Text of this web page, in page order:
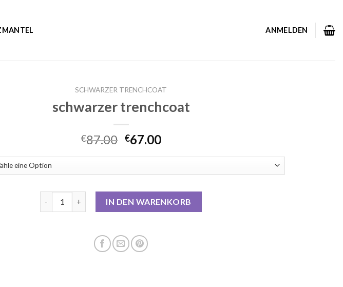
ANMELDEN
SCHWARZER TRENCHCOAT
schwarzer trenchcoat
€87.00 €67.00
IN DEN WARENKORB